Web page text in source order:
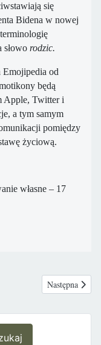
się
Bidena w nowej
słowo rodzic.
Emojipedia od
będą
Apple, Twitter i
a tym samym
pomiędzy
życiową.
własne – 17
o „rozdzierającym”
Następna
Następna